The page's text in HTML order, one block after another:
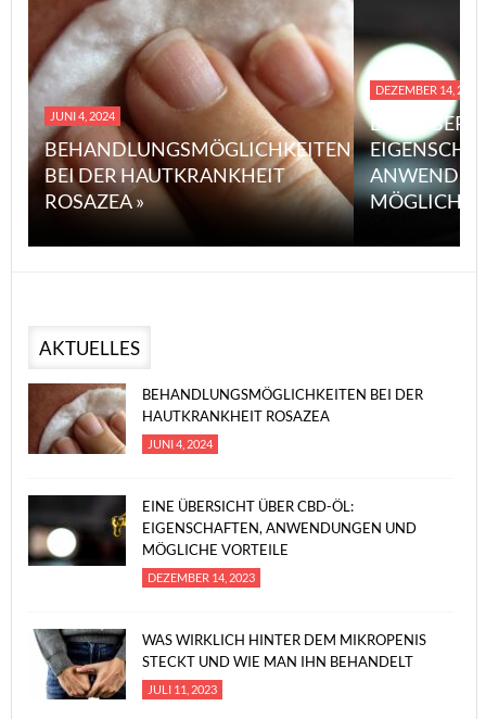
JUNI 4, 2024
BEHANDLUNGSMÖGLICHKEITEN
BEI DER HAUTKRANKHEIT
ROSAZEA »
DEZEMBER 14, 2023
EINE
MÖGLICHE
AKTUELLES
BEHANDLUNGSMÖGLICHKEITEN BEI DER
HAUTKRANKHEIT ROSAZEA
JUNI 4, 2024
EINE ÜBERSICHT ÜBER CBD-ÖL:
EIGENSCHAFTEN, ANWENDUNGEN UND
MÖGLICHE VORTEILE
DEZEMBER 14, 2023
WAS WIRKLICH HINTER DEM MIKROPENIS
STECKT UND WIE MAN IHN BEHANDELT
JULI 11, 2023